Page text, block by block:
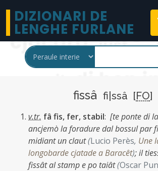
DIZIONARI DE
LENGHE FURLANE
fissâ fi|ssâ [FO]
v.tr. fâ fis, fer, stabil: [te ponte di
ancjemò la foradure dal bossul par
midiant un claut(Lucio Perès, Une
longobarde cjatade a Baracêt);il
fissât al stamp e po taiât(Oscar